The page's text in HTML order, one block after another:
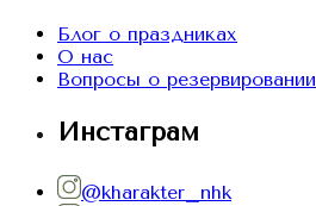
Блог о праздниках
О нас
Вопросы о резервировании
Инстаграм
@kharakter_nhk